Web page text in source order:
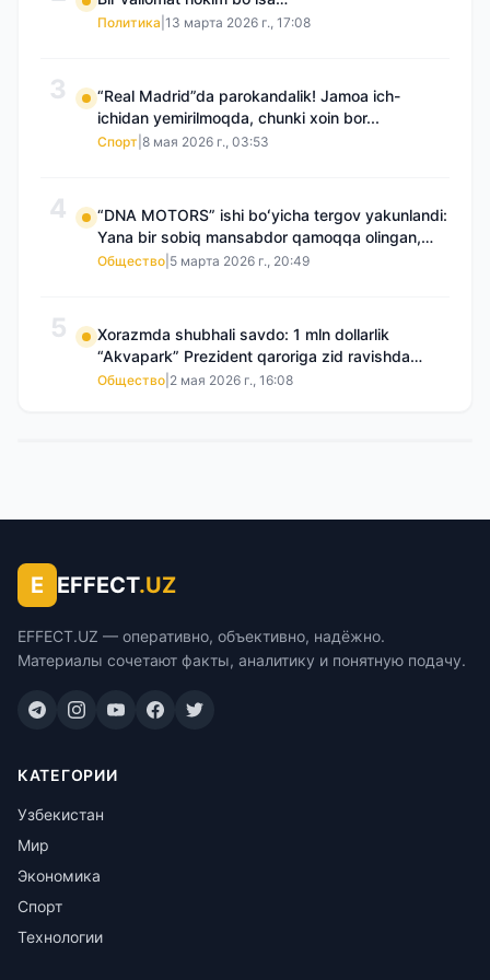
Политика 13 марта 2026 г., 17:08
3
“Real Madrid”da parokandalik! Jamoa ich-
ichidan yemirilmoqda, chunki xoin bor...
Спорт 8 мая 2026 г., 03:53
4
“DNA MOTORS” ishi boʻyicha tergov yakunlandi:
Yana bir sobiq mansabdor qamoqqa olingan,
Saidnazirxanovaning “zami” gʻoyib boʻlgan
Общество 5 марта 2026 г., 20:49
5
Xorazmda shubhali savdo: 1 mln dollarlik
“Akvapark” Prezident qaroriga zid ravishda
sotilgani maʼlum boʻldi
Общество 2 мая 2026 г., 16:08
E EFFECT.UZ
EFFECT.UZ — оперативно, объективно, надёжно.
Материалы сочетают факты, аналитику и понятную подачу.
КАТЕГОРИИ
Узбекистан
Мир
Экономика
Спорт
Технологии